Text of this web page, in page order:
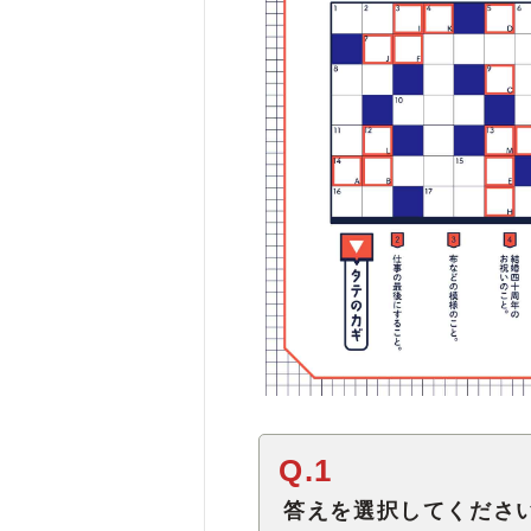
Q.1
答えを選択してくださ